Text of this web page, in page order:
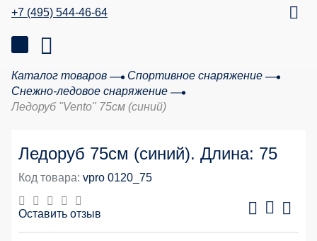
+7 (495) 544-46-64
Каталог товаров
Спортивное снаряжение
Снежно-ледовое снаряжение
Ледоруб "Vento" 75см (синий)
Ледоруб 75см (синий). Длина: 75
Код товара: vpro 0120_75
Оставить отзыв